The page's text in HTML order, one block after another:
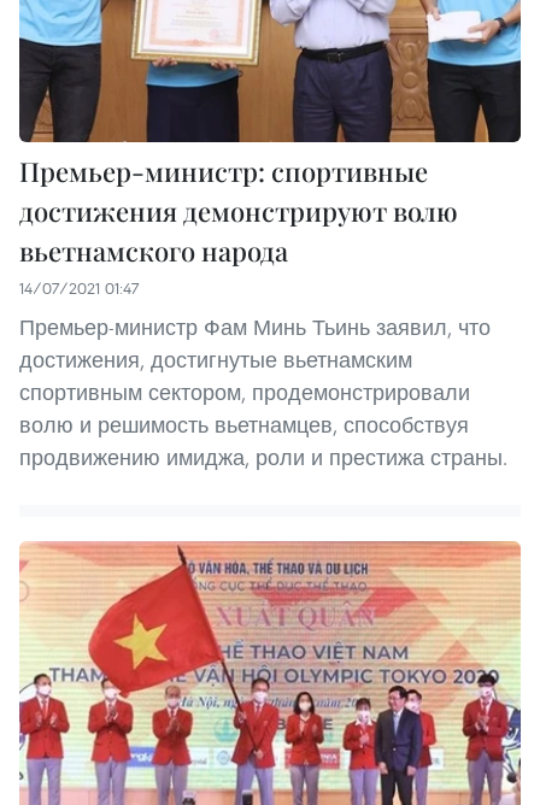
Премьер-министр: спортивные
достижения демонстрируют волю
вьетнамского народа
14/07/2021 01:47
Премьер-министр Фам Минь Тьинь заявил, что
достижения, достигнутые вьетнамским
спортивным сектором, продемонстрировали
волю и решимость вьетнамцев, способствуя
продвижению имиджа, роли и престижа страны.